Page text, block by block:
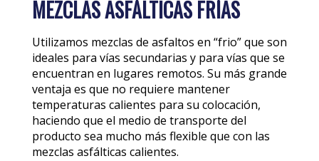
MEZCLAS ASFÁLTICAS FRÍAS
Utilizamos mezclas de asfaltos en “frio” que son
ideales para vías secundarias y para vías que se
encuentran en lugares remotos. Su más grande
ventaja es que no requiere mantener
temperaturas calientes para su colocación,
haciendo que el medio de transporte del
producto sea mucho más flexible que con las
mezclas asfálticas calientes.